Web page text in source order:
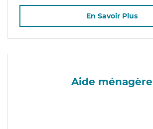
En Savoir Plus
Aide ménagère